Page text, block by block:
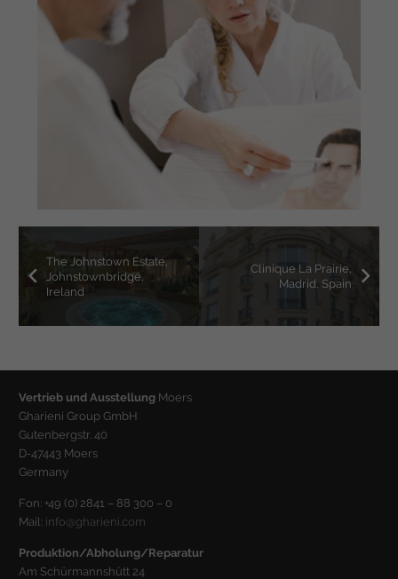
The Johnstown Estate,
Johnstownbridge,
Ireland
Clinique La Prairie,
Madrid, Spain
Vertrieb und Ausstellung Moers
Gharieni Group GmbH
Gutenbergstr. 40
D-47443 Moers
Germany
Fon: +49 (0) 2841 – 88 300 – 0
Mail: info@gharieni.com
Produktion/Abholung/Reparatur
Am Schürmannshütt 24